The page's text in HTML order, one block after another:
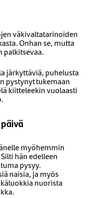
väkivaltatarinoiden
Onhan se, mutta
palkitsevaa.
järkyttäviä, puhelusta
pystynyt tukemaan
kiitteleekin vuolaasti
myöhemmin
hän edelleen
pysyy.
naisia, ja myös
nuorista